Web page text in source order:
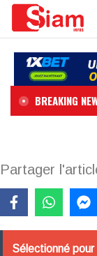
BREAKING
Partager
Sélectionné pour